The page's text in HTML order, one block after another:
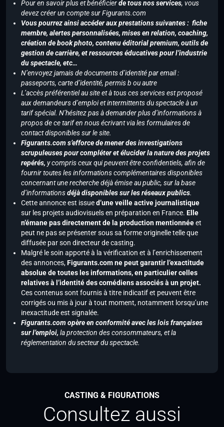
Pour en savoir plus et bénéficierde tous nos services, vous
devez créer un compte sur Figurants.com
Vous pourrez ainsi accéder aux prestations suivantes : fiche
membre, alertes personnalisées, mises en relation, coaching,
création de book photo, contenu éditorial premium, outils de
gestion de carrière, et ressources éducatives pour l’industrie
du spectacle, etc…
N’envoyez jamais de documents d’identité par email :
passeports, carte d’identité, permis b ou autre
L’accès préférentiel au site et à tous ces services est proposé
aux demandeurs d’emploi et intermittents du spectacle à un
tarif spécial. N’hésitez pas à demander plus d’informations à
propos de ce tarif en nous écrivant via les formulaires de
contact disponibles sur le site.
Figurants.com s’efforce de mener des investigations
scrupuleuses pour compléter et élucider la nature des projets
repérés, y compris ceux qui peuvent être confidentiels, afin de
fournir toutes les informations complémentaires disponibles
concernant une recherche déjà émise au public, sur la base
d’informationsdéjà disponibles sur les réseaux publics.
Cette annonce est issued’une veille active journalistique
sur les projets audiovisuels en préparation en France. Elle
n’émane pas directement de la production mentionnéeet
peut ne pas se présenter sous sa forme originelle telle que
diffusée par son directeur de casting.
Malgré le soin apporté à la vérification et à l’enrichissement
des annonces,Figurants.com ne peut garantir l’exactitude
absolue de toutes les informations, en particulier celles
relatives à l’identité des comédiens associés à un projet.
Ces contenus sont fournis à titre indicatif et peuvent être
corrigés ou mis à jour à tout moment, notamment lorsqu’une
inexactitude est signalée.
Figurants.com opère en conformité avec les lois françaises
sur l’emploi, la protection des consommateurs, et la
réglementation du secteur du spectacle.
CASTING & FIGURATIONS
Consultez aussi